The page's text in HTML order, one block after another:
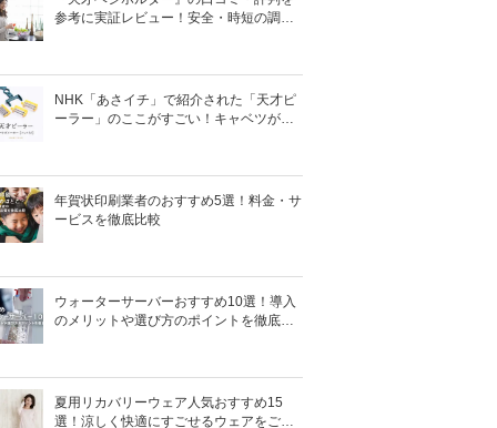
参考に実証レビュー！安全・時短の調理
NHK「あさイチ」で紹介された「天才ピ
ーラー」のここがすごい！キャベツがほ
年賀状印刷業者のおすすめ5選！料金・サ
ービスを徹底比較
ウォーターサーバーおすすめ10選！導入
のメリットや選び方のポイントを徹底解
夏用リカバリーウェア人気おすすめ15
選！涼しく快適にすごせるウェアをご紹